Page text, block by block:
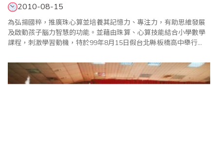
2010-08-15
為弘揚國粹，推廣珠心算並培養其記憶力、專注力，有助思維發展
及啟動孩子腦力智慧的功能。並藉由珠算、心算技能結合小學數學
課程，刺激學習動機，特於99年8月15日假台北縣板橋高中舉行
中華民國珠心算數學協會創會理事長王宗忱先生的致詞中揭開序
幕。此次比賽全國各地選手齊聚一堂，個個精神抖擻，準備大展身
手、一較高下。心算比賽及數學比賽以年級分組。..